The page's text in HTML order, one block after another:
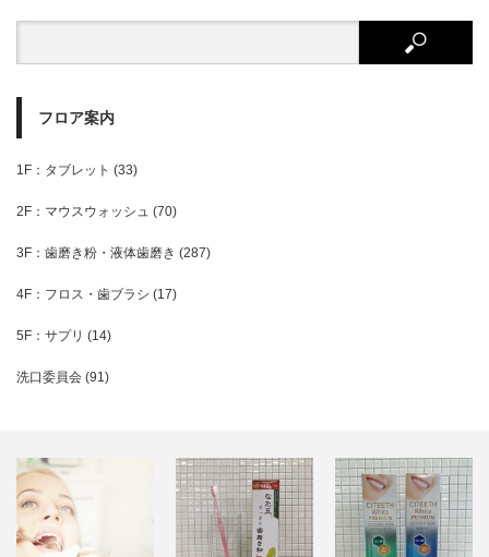
フロア案内
1F：タブレット (33)
2F：マウスウォッシュ (70)
3F：歯磨き粉・液体歯磨き (287)
4F：フロス・歯ブラシ (17)
5F：サプリ (14)
洗口委員会 (91)